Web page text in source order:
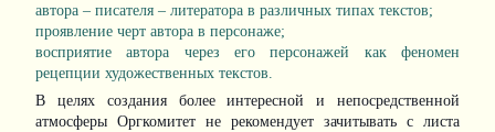
автора – писателя – литератора в различных типах текстов;
проявление черт автора в персонаже;
восприятие автора через его персонажей как феномен
рецепции художественных текстов.
В целях создания более интересной и непосредственной
атмосферы Оргкомитет не рекомендует зачитывать с листа